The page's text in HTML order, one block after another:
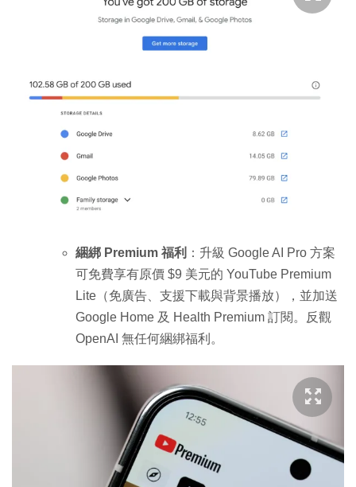
綑綁 Premium 福利 ：升級 Google AI Pro 方案
可免費享有原價 $9 美元的 YouTube Premium
Lite（免廣告、支援下載與背景播放），並加送
Google Home 及 Health Premium 訂閱。反觀
OpenAI 無任何綑綁福利。